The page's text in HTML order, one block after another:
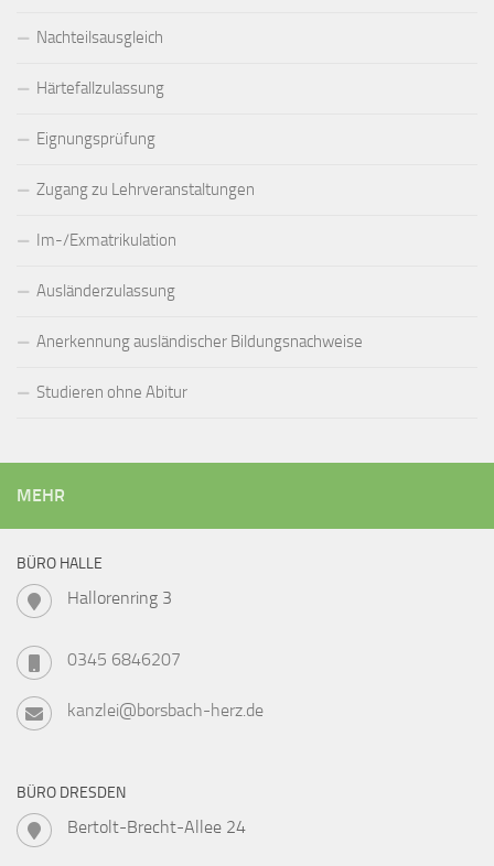
Nachteilsausgleich
Härtefallzulassung
Eignungsprüfung
Zugang zu Lehrveranstaltungen
Im-/Exmatrikulation
Ausländerzulassung
Anerkennung ausländischer Bildungsnachweise
Studieren ohne Abitur
MEHR
BÜRO HALLE
Hallorenring 3
0345 6846207
kanzlei@borsbach-herz.de
BÜRO DRESDEN
Bertolt-Brecht-Allee 24